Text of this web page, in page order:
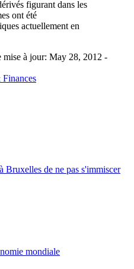
figurant dans les
ont été
actuellement en
mise à jour: May 28, 2012 -
de ne pas s'immiscer
mondiale